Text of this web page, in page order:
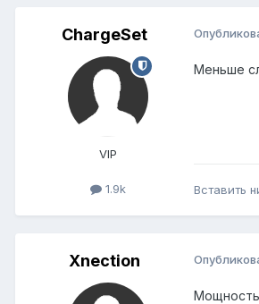
ChargeSet
VIP
1.9k
Меньше
Вставить
Xnection
Мощность